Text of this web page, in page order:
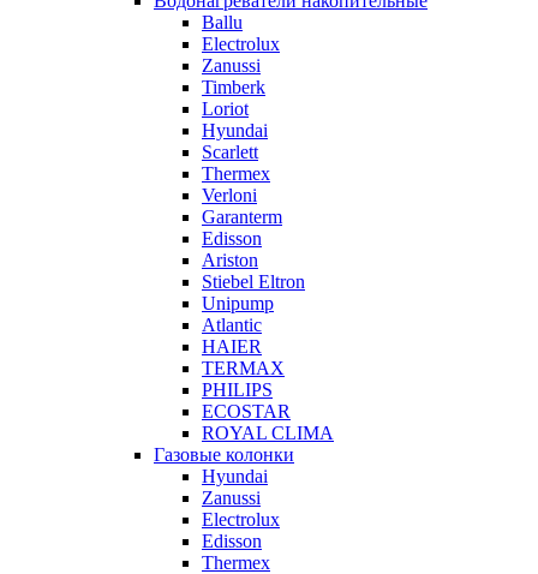
Ballu
Electrolux
Zanussi
Timberk
Loriot
Hyundai
Scarlett
Thermex
Verloni
Garanterm
Edisson
Ariston
Stiebel Eltron
Unipump
Atlantic
HAIER
TERMAX
PHILIPS
ECOSTAR
ROYAL CLIMA
Газовые колонки
Hyundai
Zanussi
Electrolux
Edisson
Thermex